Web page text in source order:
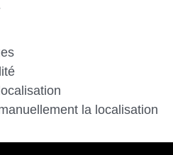
la localisation